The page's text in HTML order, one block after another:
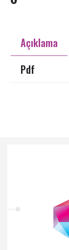
Açıklama
Pdf